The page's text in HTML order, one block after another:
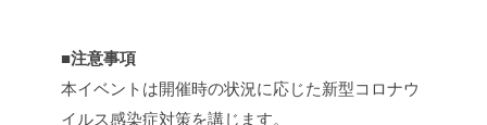
■注意事項
本イベントは開催時の状況に応じた新型コロナウ
イルス感染症対策を講じます。